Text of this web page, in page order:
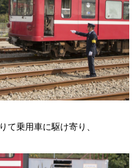
て乗用車に駆け寄り、